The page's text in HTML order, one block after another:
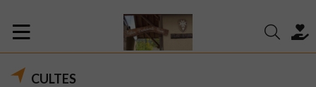
CULTES